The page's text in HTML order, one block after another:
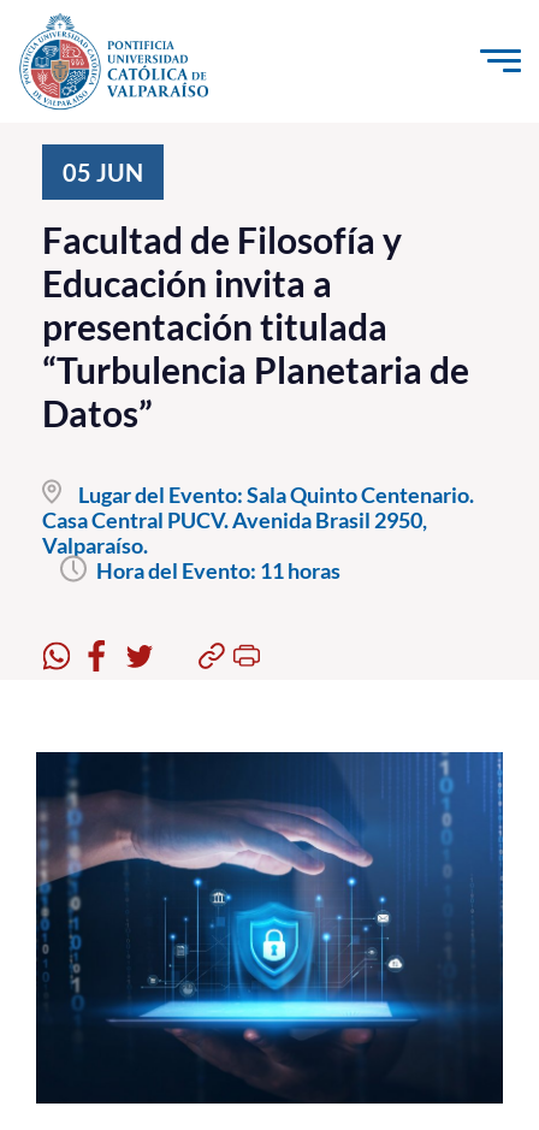
Click acá para ir directamente al contenido
Investigación, Creación e Innovación
PUCV Internacional
Vinculación con el Medio
Admisión
Pregrado
Postgrado
Formación Continua
Académicos
English
05 JUN
Facultad de Filosofía y
Educación invita a
presentación titulada
“Turbulencia Planetaria de
Datos”
Lugar del Evento:Sala Quinto Centenario.
Casa Central PUCV. Avenida Brasil 2950,
Valparaíso.
Hora del Evento: 11 horas